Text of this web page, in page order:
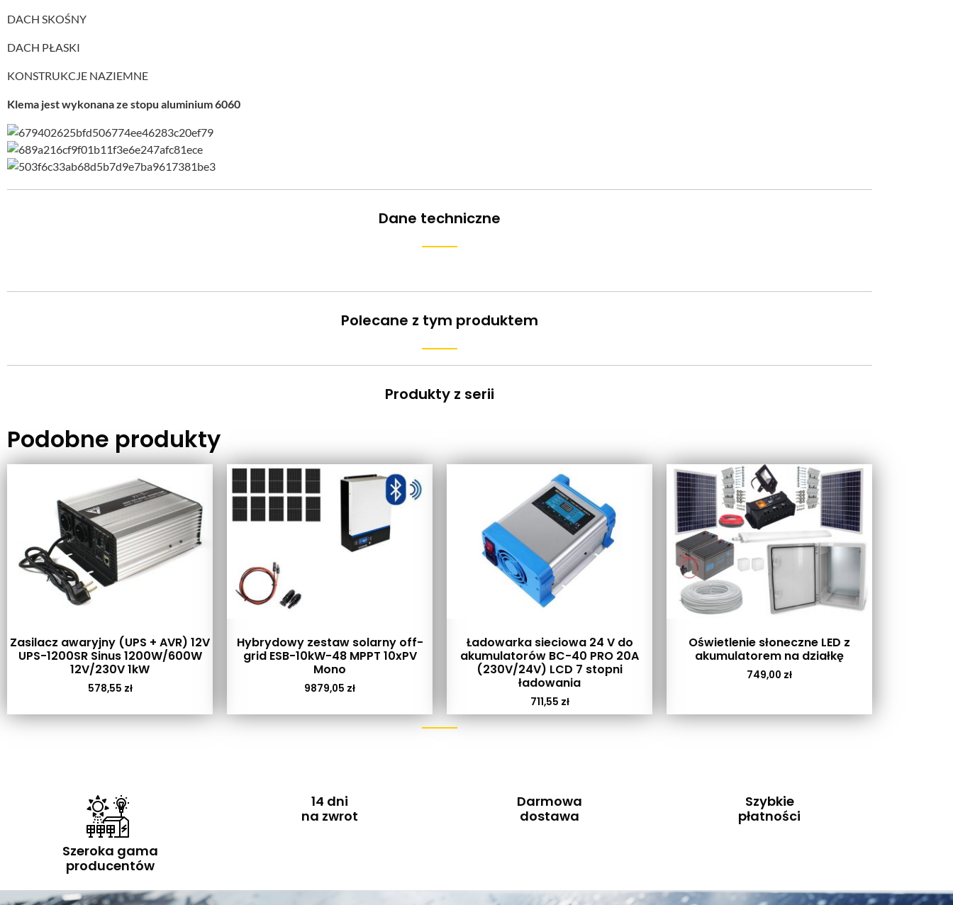
DACH SKOŚNY
DACH PŁASKI
KONSTRUKCJE NAZIEMNE
Klema jest wykonana ze stopu aluminium 6060
Dane techniczne
Polecane z tym produktem
Produkty z serii
Podobne produkty
Zasilacz awaryjny (UPS + AVR) 12V
UPS-1200SR Sinus 1200W/600W
12V/230V 1kW
578,55 zł
Hybrydowy zestaw solarny off-
grid ESB-10kW-48 MPPT 10xPV
Mono
9879,05 zł
Ładowarka sieciowa 24 V do
akumulatorów BC-40 PRO 20A
(230V/24V) LCD 7 stopni
ładowania
711,55 zł
Oświetlenie słoneczne LED z
akumulatorem na działkę
749,00 zł
Szeroka gama
producentów
14 dni
na zwrot
Darmowa
dostawa
Szybkie
płatności